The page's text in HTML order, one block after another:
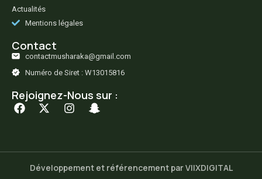
Actualités
Mentions légales
Contact
contactmusharaka@gmail.com
Numéro de Siret : W13015816
Rejoignez-Nous sur :
Développement et référencement par VIIXDIGITAL